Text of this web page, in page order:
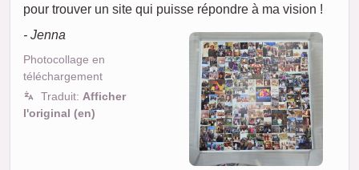
pour trouver un site qui puisse répondre à ma vision !
- Jenna
Photocollage en
téléchargement
Traduit: Afficher
l'original (en)